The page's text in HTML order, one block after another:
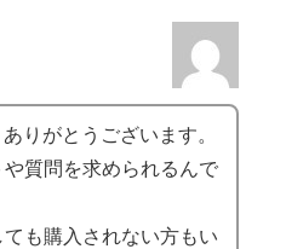
りがとうございます。
質問を求められるんで
も購入されない方もい